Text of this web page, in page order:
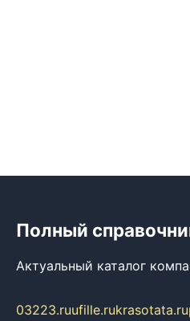
Полный
Актуальный каталог
03223.ruufille.rukrasotata.ru